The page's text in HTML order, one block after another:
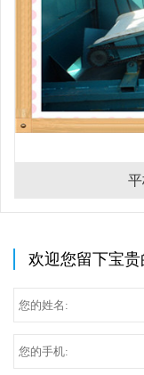
欢迎您留下宝